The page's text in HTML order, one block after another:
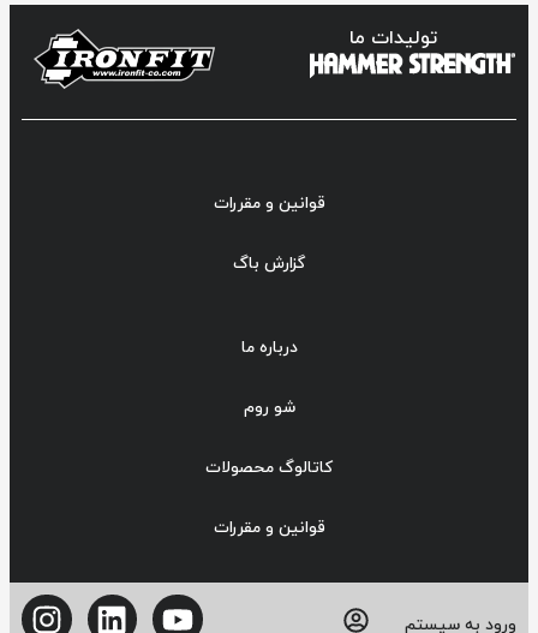
تولیدات ما
قوانین و مقررات
گزارش باگ
درباره ما
شو روم
کاتالوگ محصولات
قوانین و مقررات
ورود به سیستم